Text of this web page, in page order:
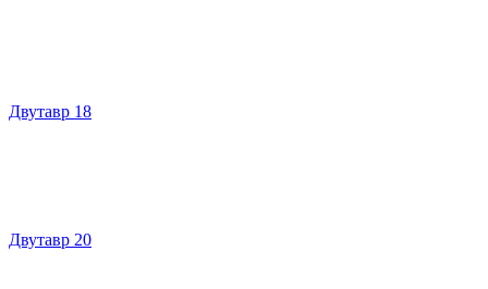
Двутавр 18
Двутавр 20